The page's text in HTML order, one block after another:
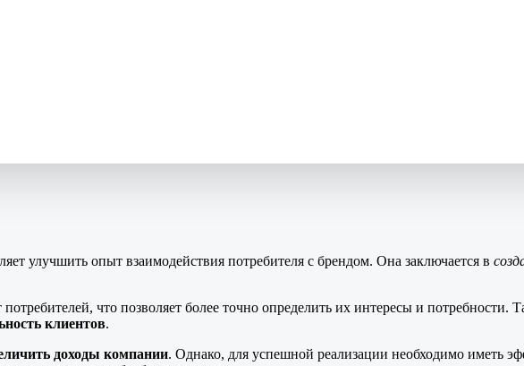
улучшить опыт взаимодействия потребителя с брендом. Она заключается в
что позволяет более точно определить их интересы и потребности.
клиентов.
доходы компании. Однако, для успешной реализации необходимо иметь